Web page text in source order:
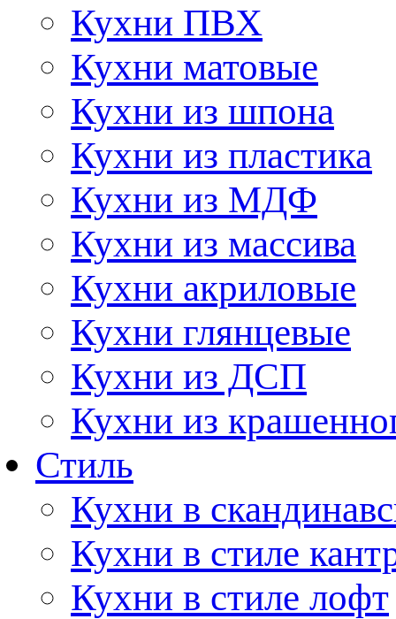
Кухни ПВХ
Кухни матовые
Кухни из шпона
Кухни из пластика
Кухни из МДФ
Кухни из массива
Кухни акриловые
Кухни глянцевые
Кухни из ДСП
Кухни из
Стиль
Кухни в
Кухни в стиле
Кухни в стиле лофт